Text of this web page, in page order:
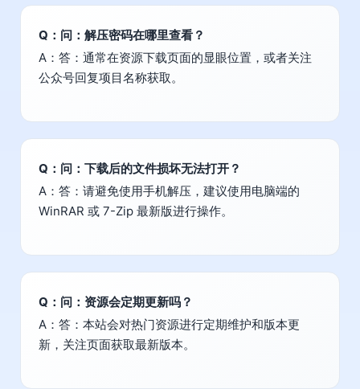
Q：问：解压密码在哪里查看？
A：答：通常在资源下载页面的显眼位置，或者关注
公众号回复项目名称获取。
Q：问：下载后的文件损坏无法打开？
A：答：请避免使用手机解压，建议使用电脑端的
WinRAR 或 7-Zip 最新版进行操作。
Q：问：资源会定期更新吗？
A：答：本站会对热门资源进行定期维护和版本更
新，关注页面获取最新版本。